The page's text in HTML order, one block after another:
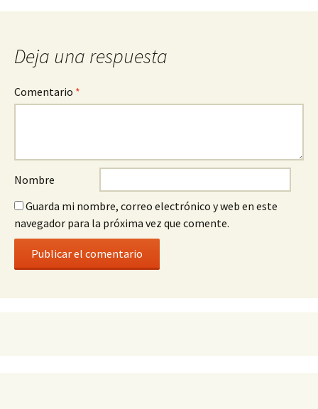
Deja una respuesta
Comentario *
Nombre
Guarda mi nombre, correo electrónico y web en este
navegador para la próxima vez que comente.